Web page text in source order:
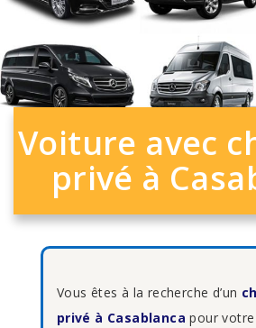
Voiture avec
privé à
Vous êtes à la recherche d’un
privé à Casablanca pour